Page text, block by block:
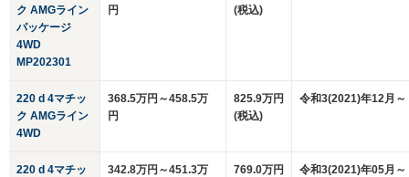
ク AMGライン
パッケージ
4WD
MP202301
円
(税込)
220 d 4マチッ
ク AMGライン
4WD
368.5万円～458.5万
円
825.9万円
(税込)
令和3(2021)年12月～
220 d 4マチッ
342.8万円～451.3万
769.0万円
令和3(2021)年05月～